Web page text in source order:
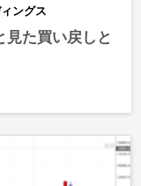
ングス
見た買い戻しと